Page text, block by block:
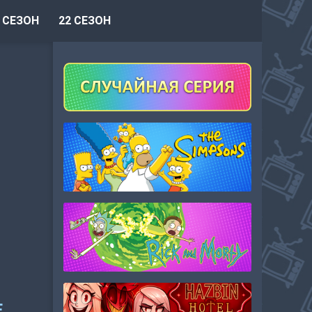
СЕЗОН 22 СЕЗОН